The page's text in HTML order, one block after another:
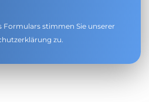
Formulars stimmen Sie unserer
zu.